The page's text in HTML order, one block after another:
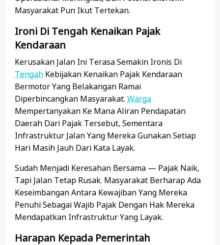
Masyarakat Pun Ikut Tertekan.
Ironi Di Tengah Kenaikan Pajak
Kendaraan
Kerusakan Jalan Ini Terasa Semakin Ironis Di
Tengah Kebijakan Kenaikan Pajak Kendaraan
Bermotor Yang Belakangan Ramai
Diperbincangkan Masyarakat. Warga
Mempertanyakan Ke Mana Aliran Pendapatan
Daerah Dari Pajak Tersebut, Sementara
Infrastruktur Jalan Yang Mereka Gunakan Setiap
Hari Masih Jauh Dari Kata Layak.
Sudah Menjadi Keresahan Bersama — Pajak Naik,
Tapi Jalan Tetap Rusak. Masyarakat Berharap Ada
Keseimbangan Antara Kewajiban Yang Mereka
Penuhi Sebagai Wajib Pajak Dengan Hak Mereka
Mendapatkan Infrastruktur Yang Layak.
Harapan Kepada Pemerintah